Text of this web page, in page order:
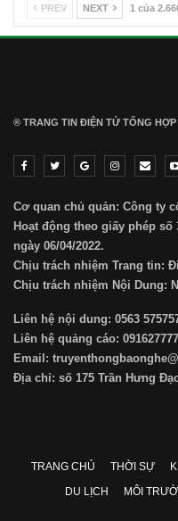
PREV NEXT 1 của
® TRANG TIN ĐIỆN TỬ ТỔNG HỢP
Cơ quan chủ quản: Công ty
Hoạt động theo giấy phép số
ngày 06/04/2022.
Chịu trách nhiệm Trang tin:
Chịu trách nhiệm Nội Dung:
Liên hệ nội dung: 0563
Liên hệ quảng cáo:
Email:
Địa chỉ: số 175 Trần Hưng
TRANG CHỦ THỜI SỰ
DU LỊCH
MÔI